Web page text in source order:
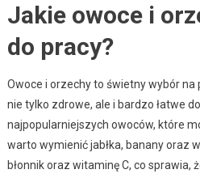
Jakie owoce i
do pracy?
Owoce i orzechy to świetny wybór na
nie tylko zdrowe, ale i bardzo łatwe
najpopularniejszych owoców, które
warto wymienić jabłka, banany oraz
błonnik oraz witaminę C, co sprawia,